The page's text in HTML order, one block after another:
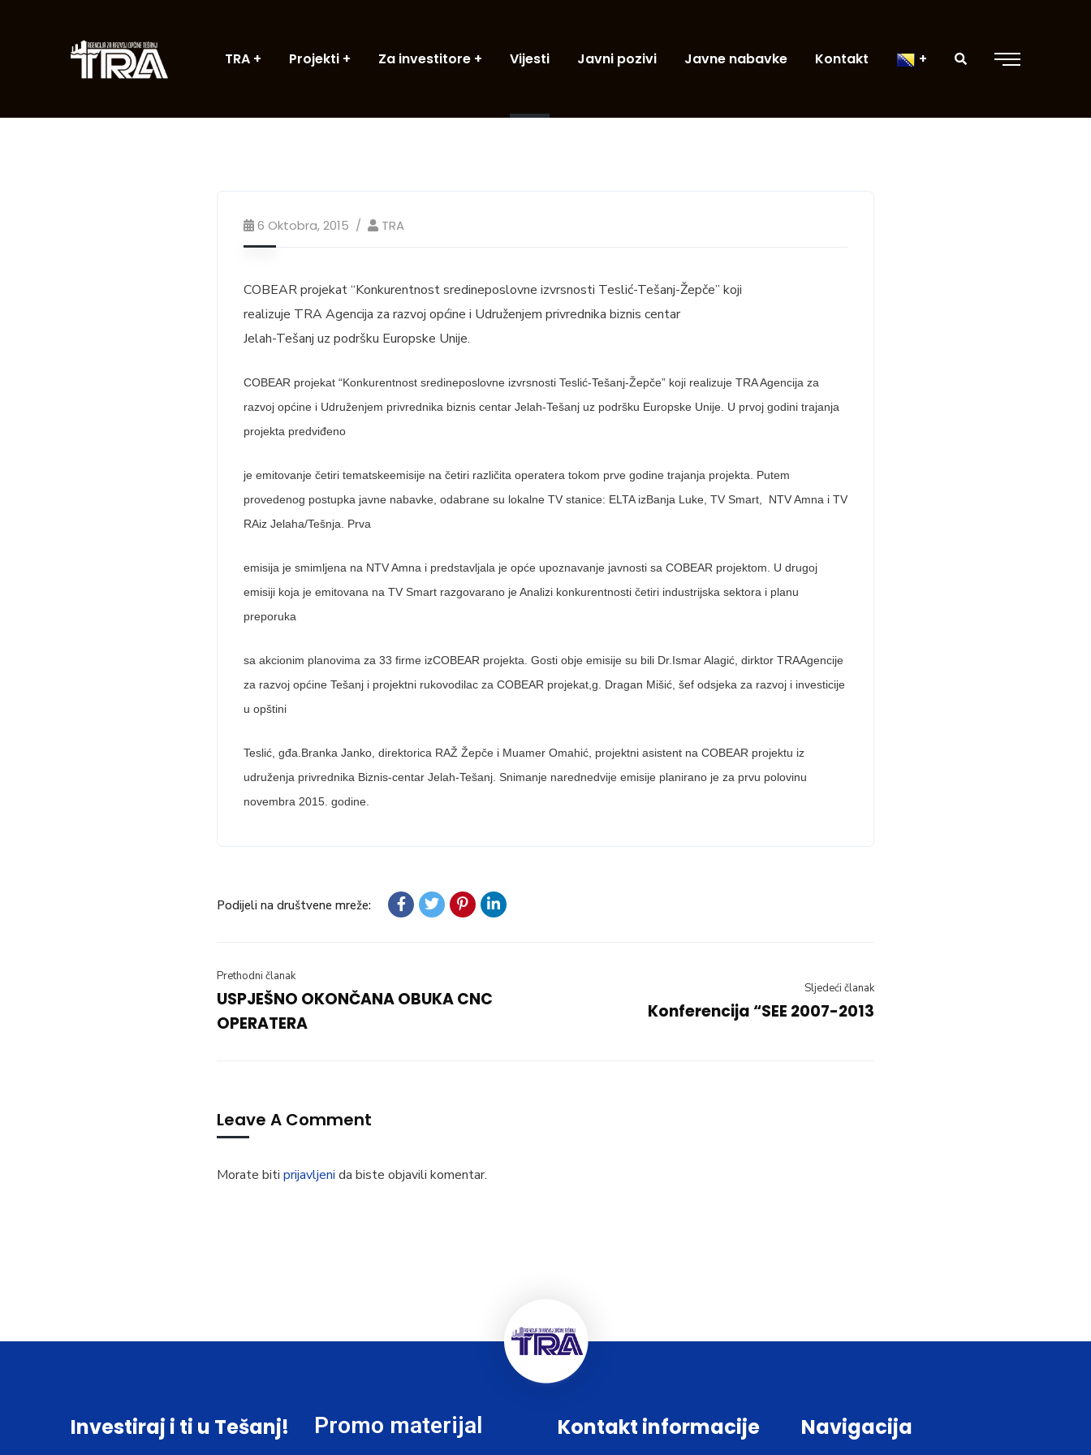
TRA Projekti Za investitore Vijesti Javni pozivi Javne nabavke Kontakt
6 Oktobra, 2015 TRA
COBEAR projekat “Konkurentnost sredineposlovne izvrsnosti Teslić-Tešanj-Žepče” koji
realizuje TRA Agencija za razvoj općine i Udruženjem privrednika biznis centar
Jelah-Tešanj uz podršku Europske Unije.
COBEAR projekat “Konkurentnost sredineposlovne izvrsnosti Teslić-Tešanj-Žepče” koji realizuje TRA Agencija za
razvoj općine i Udruženjem privrednika biznis centar Jelah-Tešanj uz podršku Europske Unije. U prvoj godini trajanja
projekta predviđeno
je emitovanje četiri tematskeemisije na četiri različita operatera tokom prve godine trajanja projekta. Putem
provedenog postupka javne nabavke, odabrane su lokalne TV stanice: ELTA izBanja Luke, TV Smart, NTV Amna i TV
RAiz Jelaha/Tešnja. Prva
emisija je smimljena na NTV Amna i predstavljala je opće upoznavanje javnosti sa COBEAR projektom. U drugoj
emisiji koja je emitovana na TV Smart razgovarano je Analizi konkurentnosti četiri industrijska sektora i planu
preporuka
sa akcionim planovima za 33 firme izCOBEAR projekta. Gosti obje emisije su bili Dr.Ismar Alagić, dirktor TRAAgencije
za razvoj općine Tešanj i projektni rukovodilac za COBEAR projekat,g. Dragan Mišić, šef odsjeka za razvoj i investicije
u opštini
Teslić, gđa.Branka Janko, direktorica RAŽ Žepče i Muamer Omahić, projektni asistent na COBEAR projektu iz
udruženja privrednika Biznis-centar Jelah-Tešanj. Snimanje narednedvije emisije planirano je za prvu polovinu
novembra 2015. godine.
Podijeli na društvene mreže:
Prethodni članak
USPJEŠNO OKONČANA OBUKA CNC
OPERATERA
Sljedeći članak
Konferencija “SEE 2007-2013
Leave A Comment
Morate biti prijavljeni da biste objavili komentar.
Investiraj i ti u Tešanj! Promo materijal Kontakt informacije Navigacija